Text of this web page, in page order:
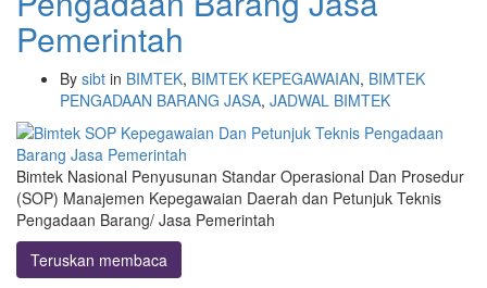
Pemerintah
By sibt in BIMTEK, BIMTEK KEPEGAWAIAN, BIMTEK
PENGADAAN BARANG JASA, JADWAL BIMTEK
Bimtek Nasional Penyusunan Standar Operasional Dan Prosedur
(SOP) Manajemen Kepegawaian Daerah dan Petunjuk Teknis
Pengadaan Barang/ Jasa Pemerintah
Teruskan membaca